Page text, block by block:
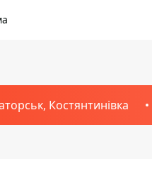
Костянтинівка